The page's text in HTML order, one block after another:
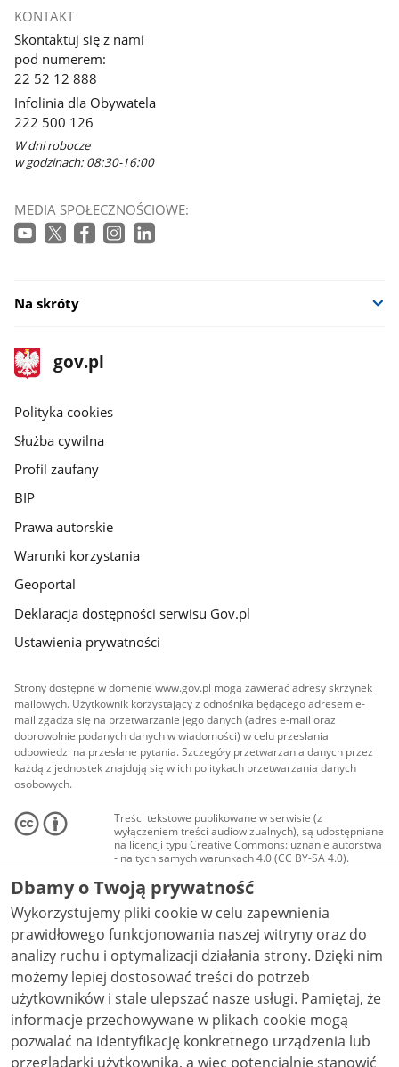
KONTAKT
Skontaktuj się z nami
pod numerem:
22 52 12 888
Infolinia dla Obywatela
222 500 126
W dni robocze
w godzinach: 08:30-16:00
MEDIA SPOŁECZNOŚCIOWE:
Na skróty
stopka
gov.pl
Strona
gov.pl
gov.pl
Polityka cookies
Służba cywilna
Profil zaufany
BIP
Prawa autorskie
Warunki korzystania
Geoportal
Deklaracja dostępności serwisu Gov.pl
Ustawienia prywatności
Strony dostępne w domenie www.gov.pl mogą zawierać adresy skrzynek
mailowych. Użytkownik korzystający z odnośnika będącego adresem e-
mail zgadza się na przetwarzanie jego danych (adres e-mail oraz
dobrowolnie podanych danych w wiadomości) w celu przesłania
odpowiedzi na przesłane pytania. Szczegóły przetwarzania danych przez
każdą z jednostek znajdują się w ich politykach przetwarzania danych
osobowych.
Treści tekstowe publikowane w serwisie (z
wyłączeniem treści audiowizualnych), są udostępniane
na licencji typu Creative Commons: uznanie autorstwa
- na tych samych warunkach 4.0 (CC BY-SA 4.0).
Materiały audiowizualne, w tym zdjęcia, materiały
audio i wideo, są udostępniane na licencji typu
Creative Commons: uznanie autorstwa użycie
niekomercyjne - bez utworów zależnych 4.0 (CC BY-
NC-ND 4.0), o ile nie jest to stwierdzone inaczej.
Dbamy o Twoją prywatność
Wykorzystujemy pliki cookie w celu zapewnienia
prawidłowego funkcjonowania naszej witryny oraz do
analizy ruchu i optymalizacji działania strony. Dzięki nim
możemy lepiej dostosować treści do potrzeb
użytkowników i stale ulepszać nasze usługi. Pamiętaj, że
informacje przechowywane w plikach cookie mogą
pozwalać na identyfikację konkretnego urządzenia lub
przeglądarki użytkownika, a więc potencjalnie stanowić